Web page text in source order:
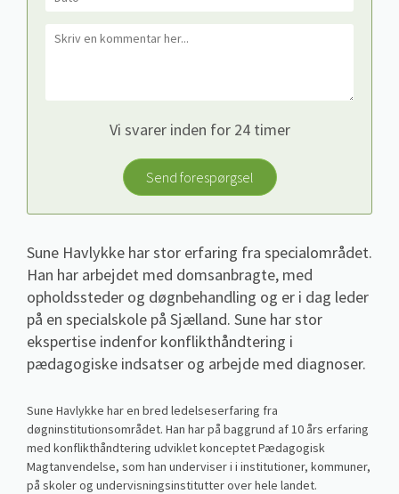
Vi svarer inden for 24 timer
Send forespørgsel
Sune Havlykke har stor erfaring fra specialområdet.
Han har arbejdet med domsanbragte, med
opholdssteder og døgnbehandling og er i dag leder
på en specialskole på Sjælland. Sune har stor
ekspertise indenfor konflikthåndtering i
pædagogiske indsatser og arbejde med diagnoser.
Sune Havlykke har en bred ledelseserfaring fra
døgninstitutionsområdet. Han har på baggrund af 10 års erfaring
med konflikthåndtering udviklet konceptet Pædagogisk
Magtanvendelse, som han underviser i i institutioner, kommuner,
på skoler og undervisningsinstitutter over hele landet.